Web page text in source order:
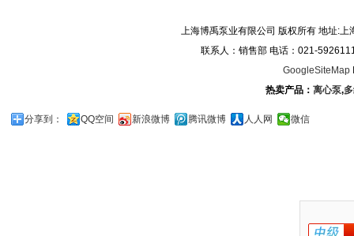
上海博禹泵业有限公司 版权所有 地址:
联系人：销售部 电话：021-
GoogleSiteMap
热卖产品： 离心泵,
分享到： QQ空间 新浪微博 腾讯微博 人人网 微信